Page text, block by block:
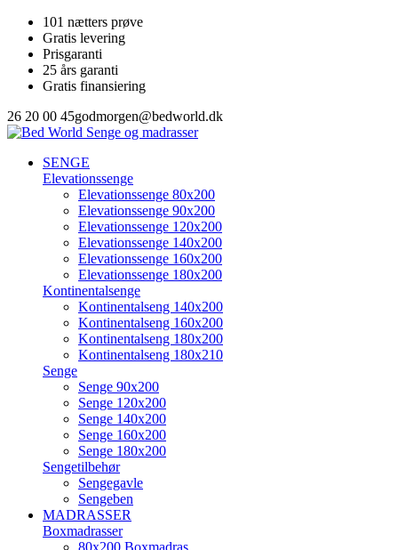
101 nætters prøve
Gratis levering
Prisgaranti
25 års garanti
Gratis finansiering
26 20 00 45godmorgen@bedworld.dk
SENGE
Elevationssenge
Elevationssenge 80x200
Elevationssenge 90x200
Elevationssenge 120x200
Elevationssenge 140x200
Elevationssenge 160x200
Elevationssenge 180x200
Kontinentalsenge
Kontinentalseng 140x200
Kontinentalseng 160x200
Kontinentalseng 180x200
Kontinentalseng 180x210
Senge
Senge 90x200
Senge 120x200
Senge 140x200
Senge 160x200
Senge 180x200
Sengetilbehør
Sengegavle
Sengeben
MADRASSER
Boxmadrasser
80x200 Boxmadras